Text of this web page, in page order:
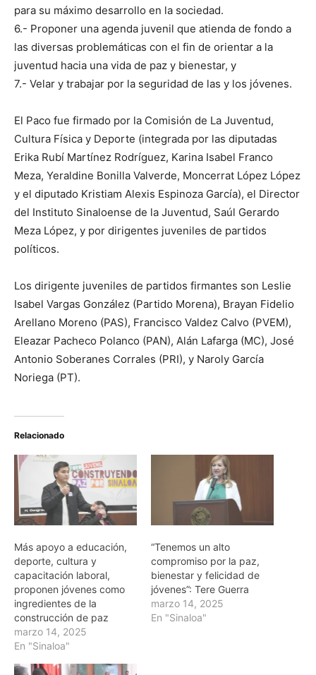
para su máximo desarrollo en la sociedad.
6.- Proponer una agenda juvenil que atienda de fondo a
las diversas problemáticas con el fin de orientar a la
juventud hacia una vida de paz y bienestar, y
7.- Velar y trabajar por la seguridad de las y los jóvenes.
El Paco fue firmado por la Comisión de La Juventud,
Cultura Física y Deporte (integrada por las diputadas
Erika Rubí Martínez Rodríguez, Karina Isabel Franco
Meza, Yeraldine Bonilla Valverde, Moncerrat López López
y el diputado Kristiam Alexis Espinoza García), el Director
del Instituto Sinaloense de la Juventud, Saúl Gerardo
Meza López, y por dirigentes juveniles de partidos
políticos.
Los dirigente juveniles de partidos firmantes son Leslie
Isabel Vargas González (Partido Morena), Brayan Fidelio
Arellano Moreno (PAS), Francisco Valdez Calvo (PVEM),
Eleazar Pacheco Polanco (PAN), Alán Lafarga (MC), José
Antonio Soberanes Corrales (PRI), y Naroly García
Noriega (PT).
Relacionado
Más apoyo a educación,
deporte, cultura y
capacitación laboral,
proponen jóvenes como
ingredientes de la
construcción de paz
marzo 14, 2025
En "Sinaloa"
“Tenemos un alto
compromiso por la paz,
bienestar y felicidad de
jóvenes”: Tere Guerra
marzo 14, 2025
En "Sinaloa"